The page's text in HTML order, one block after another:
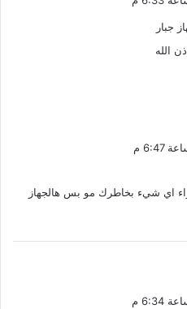
جبار
الله
اي شيء بخاطرك مو بس هالجهاز